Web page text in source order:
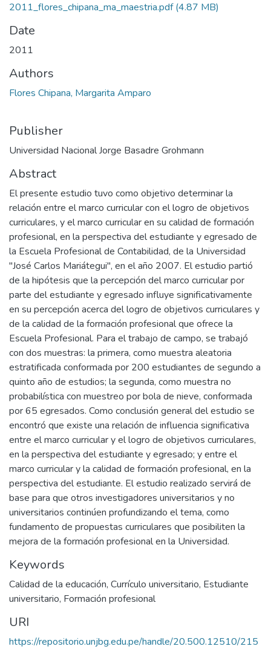
2011_flores_chipana_ma_maestria.pdf(4.87 MB)
Date
2011
Authors
Flores Chipana, Margarita Amparo
Publisher
Universidad Nacional Jorge Basadre Grohmann
Abstract
El presente estudio tuvo como objetivo determinar la
relación entre el marco curricular con el logro de objetivos
curriculares, y el marco curricular en su calidad de formación
profesional, en la perspectiva del estudiante y egresado de
la Escuela Profesional de Contabilidad, de la Universidad
"José Carlos Mariátegui", en el año 2007. El estudio partió
de la hipótesis que la percepción del marco curricular por
parte del estudiante y egresado influye significativamente
en su percepción acerca del logro de objetivos curriculares y
de la calidad de la formación profesional que ofrece la
Escuela Profesional. Para el trabajo de campo, se trabajó
con dos muestras: la primera, como muestra aleatoria
estratificada conformada por 200 estudiantes de segundo a
quinto año de estudios; la segunda, como muestra no
probabilística con muestreo por bola de nieve, conformada
por 65 egresados. Como conclusión general del estudio se
encontró que existe una relación de influencia significativa
entre el marco curricular y el logro de objetivos curriculares,
en la perspectiva del estudiante y egresado; y entre el
marco curricular y la calidad de formación profesional, en la
perspectiva del estudiante. El estudio realizado servirá de
base para que otros investigadores universitarios y no
universitarios continúen profundizando el tema, como
fundamento de propuestas curriculares que posibiliten la
mejora de la formación profesional en la Universidad.
Keywords
Calidad de la educación, Currículo universitario, Estudiante
universitario, Formación profesional
URI
https://repositorio.unjbg.edu.pe/handle/20.500.12510/215